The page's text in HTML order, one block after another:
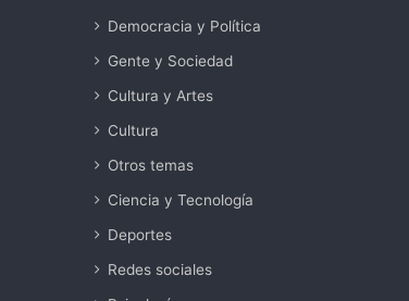
Democracia y Política
Gente y Sociedad
Cultura y Artes
Cultura
Otros temas
Ciencia y Tecnología
Deportes
Redes sociales